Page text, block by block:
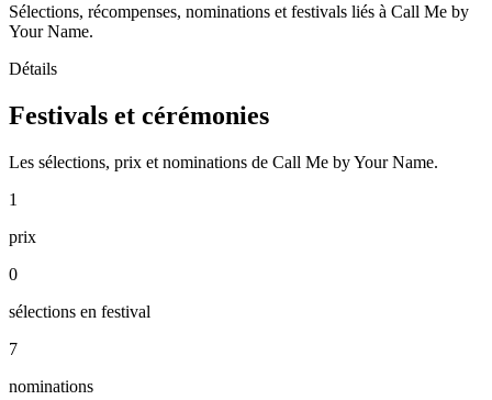
Sélections, récompenses, nominations et festivals liés à Call Me by
Your Name.
Détails
Festivals et cérémonies
Les sélections, prix et nominations de Call Me by Your Name.
1
prix
0
sélections en festival
7
nominations